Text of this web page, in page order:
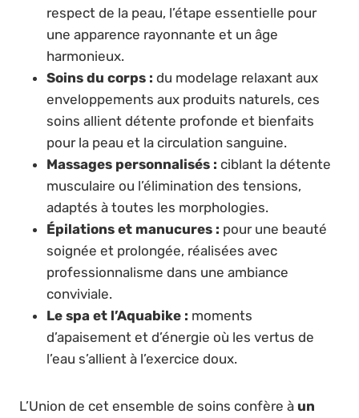
respect de la peau, l’étape essentielle pour
une apparence rayonnante et un âge
harmonieux.
Soins du corps : du modelage relaxant aux
enveloppements aux produits naturels, ces
soins allient détente profonde et bienfaits
pour la peau et la circulation sanguine.
Massages personnalisés : ciblant la détente
musculaire ou l’élimination des tensions,
adaptés à toutes les morphologies.
Épilations et manucures : pour une beauté
soignée et prolongée, réalisées avec
professionnalisme dans une ambiance
conviviale.
Le spa et l’Aquabike : moments
d’apaisement et d’énergie où les vertus de
l’eau s’allient à l’exercice doux.
L’Union de cet ensemble de soins confère à un